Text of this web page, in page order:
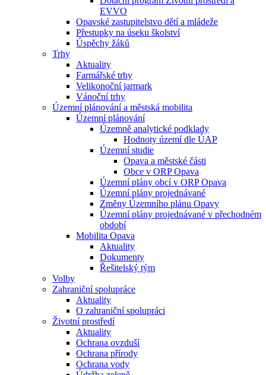
EVVO
Opavské zastupitelstvo dětí a mládeže
Přestupky na úseku školství
Úspěchy žáků
Trhy
Aktuality
Farmářské trhy
Velikonoční jarmark
Vánoční trhy
Územní plánování a městská mobilita
Územní plánování
Územně analytické podklady
Hodnoty území dle ÚAP
Územní studie
Opava a městské části
Obce v ORP Opava
Územní plány obcí v ORP Opava
Územní plány projednávané
Změny Územního plánu Opavy
Územní plány projednávané v přechodném
období
Mobilita Opava
Aktuality
Dokumenty
Řešitelský tým
Volby
Zahraniční spolupráce
Aktuality
O zahraniční spolupráci
Životní prostředí
Aktuality
Ochrana ovzduší
Ochrana přírody
Ochrana vody